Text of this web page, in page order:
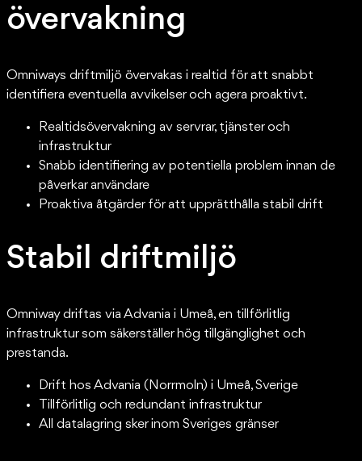
övervakning
Omniways driftmiljö övervakas i realtid för att snabbt
identifiera eventuella avvikelser och agera proaktivt.
Realtidsövervakning av servrar, tjänster och
infrastruktur
Snabb identifiering av potentiella problem innan de
påverkar användare
Proaktiva åtgärder för att upprätthålla stabil drift
Stabil driftmiljö
Omniway driftas via Advania i Umeå, en tillförlitlig
infrastruktur som säkerställer hög tillgänglighet och
prestanda.
Drift hos Advania (Norrmoln) i Umeå, Sverige
Tillförlitlig och redundant infrastruktur
All datalagring sker inom Sveriges gränser